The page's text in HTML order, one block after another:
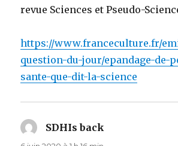
revue Sciences et Pseudo-
https://www.franceculture.fr/
question-du-jour/epandage-de-
sante-que-dit-la-science
SDHIs back